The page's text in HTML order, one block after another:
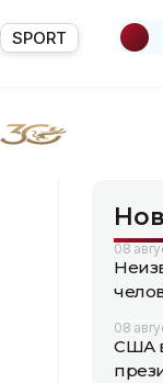
SPORT
08
08
США